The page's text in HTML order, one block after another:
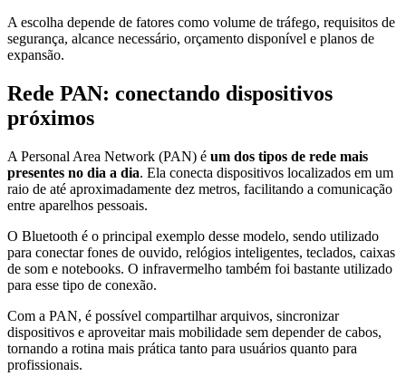
A escolha depende de fatores como volume de tráfego, requisitos de
segurança, alcance necessário, orçamento disponível e planos de
expansão.
Rede PAN: conectando dispositivos
próximos
A Personal Area Network (PAN) é um dos tipos de rede mais
presentes no dia a dia. Ela conecta dispositivos localizados em um
raio de até aproximadamente dez metros, facilitando a comunicação
entre aparelhos pessoais.
O Bluetooth é o principal exemplo desse modelo, sendo utilizado
para conectar fones de ouvido, relógios inteligentes, teclados, caixas
de som e notebooks. O infravermelho também foi bastante utilizado
para esse tipo de conexão.
Com a PAN, é possível compartilhar arquivos, sincronizar
dispositivos e aproveitar mais mobilidade sem depender de cabos,
tornando a rotina mais prática tanto para usuários quanto para
profissionais.